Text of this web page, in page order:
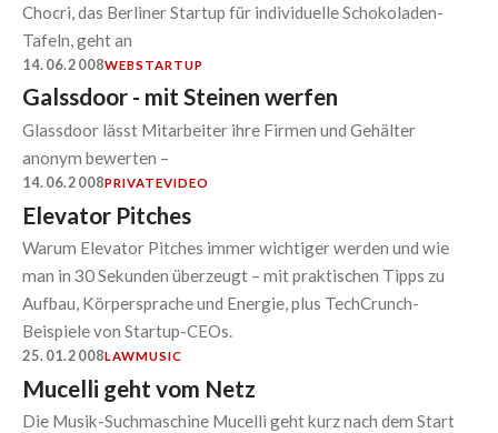
Chocri, das Berliner Startup für individuelle Schokoladen-
Tafeln, geht an
14.06.2008WEBSTARTUP
Galssdoor - mit Steinen werfen
Glassdoor lässt Mitarbeiter ihre Firmen und Gehälter
anonym bewerten –
14.06.2008PRIVATEVIDEO
Elevator Pitches
Warum Elevator Pitches immer wichtiger werden und wie
man in 30 Sekunden überzeugt – mit praktischen Tipps zu
Aufbau, Körpersprache und Energie, plus TechCrunch-
Beispiele von Startup-CEOs.
25.01.2008LAWMUSIC
Mucelli geht vom Netz
Die Musik-Suchmaschine Mucelli geht kurz nach dem Start